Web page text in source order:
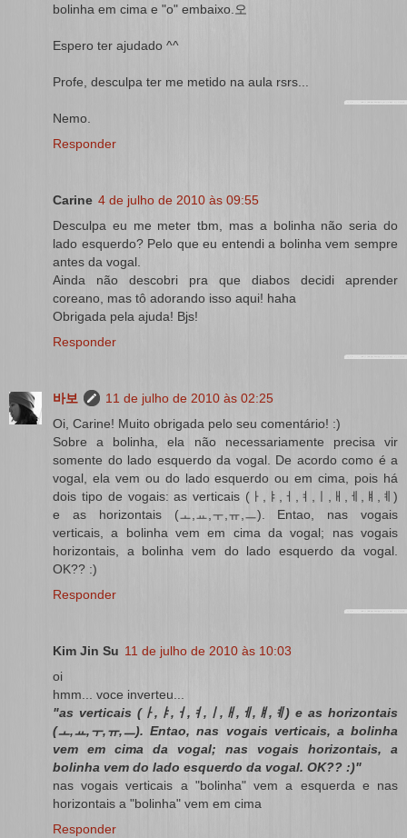
bolinha em cima e "o" embaixo.오
Espero ter ajudado ^^
Profe, desculpa ter me metido na aula rsrs...
Nemo.
Responder
Carine 4 de julho de 2010 às 09:55
Desculpa eu me meter tbm, mas a bolinha não seria do
lado esquerdo? Pelo que eu entendi a bolinha vem sempre
antes da vogal.
Ainda não descobri pra que diabos decidi aprender
coreano, mas tô adorando isso aqui! haha
Obrigada pela ajuda! Bjs!
Responder
바보
11 de julho de 2010 às 02:25
Oi, Carine! Muito obrigada pelo seu comentário! :)
Sobre a bolinha, ela não necessariamente precisa vir
somente do lado esquerdo da vogal. De acordo como é a
vogal, ela vem ou do lado esquerdo ou em cima, pois há
dois tipo de vogais: as verticais (ㅏ,ㅑ,ㅓ,ㅕ,ㅣ,ㅐ,ㅔ,ㅒ,ㅖ)
e as horizontais (ㅗ,ㅛ,ㅜ,ㅠ,ㅡ). Entao, nas vogais
verticais, a bolinha vem em cima da vogal; nas vogais
horizontais, a bolinha vem do lado esquerdo da vogal.
OK?? :)
Responder
Kim Jin Su 11 de julho de 2010 às 10:03
oi
hmm... voce inverteu...
"as verticais (ㅏ,ㅑ,ㅓ,ㅕ,ㅣ,ㅐ,ㅔ,ㅒ,ㅖ) e as horizontais
(ㅗ,ㅛ,ㅜ,ㅠ,ㅡ). Entao, nas vogais verticais, a bolinha
vem em cima da vogal; nas vogais horizontais, a
bolinha vem do lado esquerdo da vogal. OK?? :)"
nas vogais verticais a "bolinha" vem a esquerda e nas
horizontais a "bolinha" vem em cima
Responder